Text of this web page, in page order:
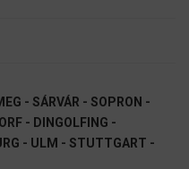
- SÁRVÁR - SOPRON -
- DINGOLFING -
- ULM - STUTTGART -